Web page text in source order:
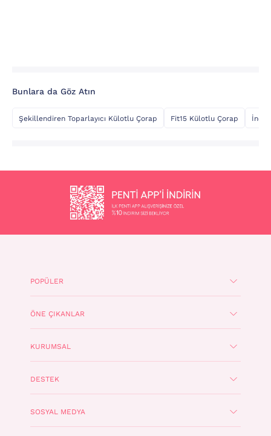
Bunlara da Göz Atın
Şekillendiren Toparlayıcı Külotlu Çorap Fit15 Külotlu Çorap İnce
POPÜLER
ÖNE ÇIKANLAR
KURUMSAL
DESTEK
SOSYAL MEDYA